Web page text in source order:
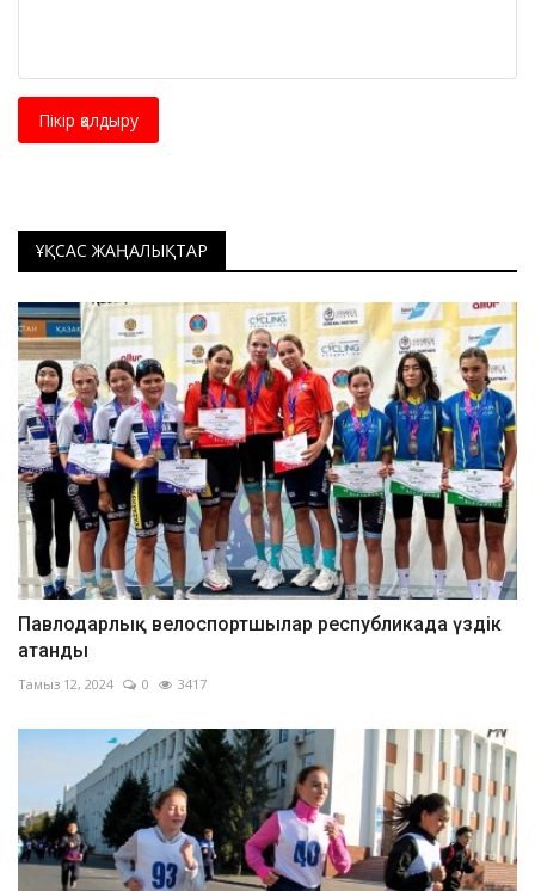
Пікір қалдыру
ҰҚСАС ЖАҢАЛЫҚТАР
Павлодарлық велоспортшылар республикада үздік
атанды
Тамыз 12, 2024 0 3417